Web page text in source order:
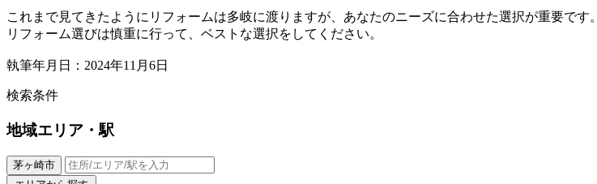
これまで見てきたようにリフォームは多岐に渡りますが、あなたのニーズに合わせた選択が重要です。
リフォーム選びは慎重に行って、ベストな選択をしてください。
執筆年月日：2024年11月6日
検索条件
地域エリア・駅
茅ヶ崎市